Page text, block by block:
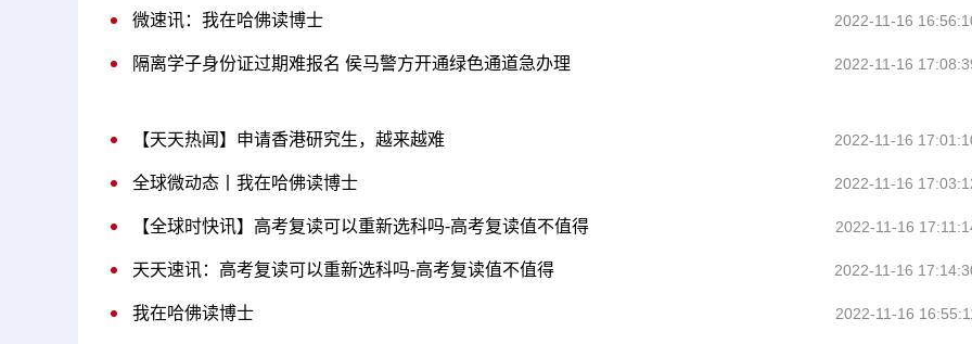
微速讯：我在哈佛读博士 2022-11-16
隔离学子身份证过期难报名 侯马警方开通绿色通道急办理 2022-11-16
【天天热闻】申请香港研究生，越来越难 2022-11-16
全球微动态丨我在哈佛读博士 2022-11-16
【全球时快讯】高考复读可以重新选科吗-高考复读值不值得 2022-11-16
天天速讯：高考复读可以重新选科吗-高考复读值不值得 2022-11-16
我在哈佛读博士 2022-11-16